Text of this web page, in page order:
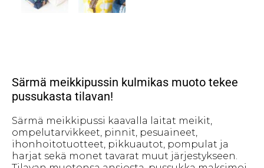
Särmä meikkipussin kulmikas muoto tekee
pussukasta tilavan!
Särmä meikkipussi kaavalla laitat meikit,
ompelutarvikkeet, pinnit, pesuaineet,
ihonhoitotuotteet, pikkuautot, pompulat ja
harjat sekä monet tavarat muut järjestykseen.